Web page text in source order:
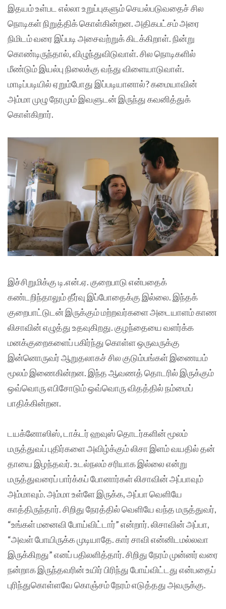
இதயம் உள்பட எல்லா உறுப்புகளும் செயல்படுவதைச் சில
நொடிகள் நிறுத்திக் கொள்கின்றன. அதிகபட்சம் அரை
நிமிடம் வரை இப்படி அசைவற்றுக் கிடக்கிறாள். நின்று
கொண்டிருந்தால், விழுந்துவிடுவாள். சில நொடிகளில்
மீண்டும் இயல்பு நிலைக்கு வந்து விளையாடுவாள்.
மாடிப்படியில் ஏறும்போது இப்படியானால்? கமையாவின்
அம்மா முழு நேரமும் இவளுடன் இருந்து கவனித்துக்
கொள்கிறார்.
இச்சிறுமிக்கு டி.என்.ஏ. குறைபாடு என்பதைக்
கண்டறிந்தாலும் தீர்வு இப்போதைக்கு இல்லை. இந்தக்
குறைபாட்டுடன் இருக்கும் மற்றவர்களை அடையாளம் காண
லிசாவின் எழுத்து உதவுகிறது. குழந்தையை வளர்க்க
மனக்குறைகளைப் பகிர்ந்து கொள்ள ஒருவருக்கு
இன்னொருவர் ஆறுதலாகச் சில குடும்பங்கள் இணையம்
மூலம் இணைகின்றன. இந்த ஆவணத் தொடரில் இருக்கும்
ஒவ்வொரு எபிசோடும் ஒவ்வொரு விதத்தில் நம்மைப்
பாதிக்கின்றன.
டயக்னோஸிஸ், டாக்டர் ஹவுஸ் தொடர்களின் மூலம்
மருத்துவப் புதிர்களை அவிழ்க்கும் லிசா இளம் வயதில் தன்
தாயை இழந்தவர். உடல்நலம் சரியாக இல்லை என்று
மருத்துவரைப் பார்க்கப் போனார்கள் லிசாவின் அப்பாவும்
அம்மாவும். அம்மா உள்ளே இருக்க, அப்பா வெளியே
காத்திருந்தார். சிறிது நேரத்தில் வெளியே வந்த மருத்துவர்,
“உங்கள் மனைவி போய்விட்டார்” என்றார். லிசாவின் அப்பா,
“அவள் போயிருக்க முடியாதே. கார் சாவி என்னிடமல்லவா
இருக்கிறது” எனப் பதிலளித்தார். சிறிது நேரம் முன்னர் வரை
நன்றாக இருந்தவரின் உயிர் பிரிந்து போய்விட்டது என்பதைப்
புரிந்துகொள்ளவே கொஞ்சம் நேரம் எடுத்தது அவருக்கு.